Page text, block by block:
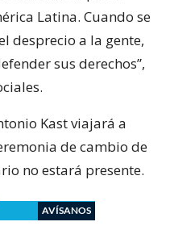
Latina. Cuando se
desprecio a la gente,
sus derechos”,
Kast viajará a
de cambio de
no estará presente.
AVÍSANOS